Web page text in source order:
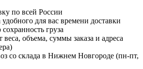
по всей России
для вас времени доставки
груза
веса, объема, суммы заказа и адреса
со склада в Нижнем Новгороде (пн-пт,